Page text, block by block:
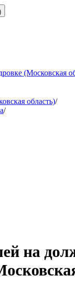
(Московская
область)/
/
на